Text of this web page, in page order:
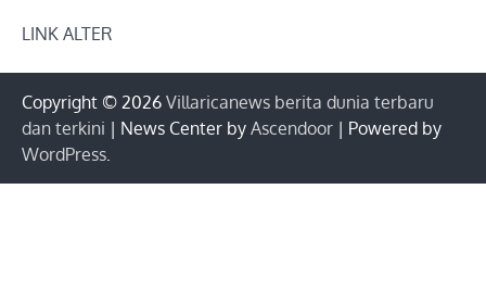
LINK ALTER
Copyright © 2026 Villaricanews berita dunia terbaru
dan terkini | News Center by Ascendoor | Powered by
WordPress